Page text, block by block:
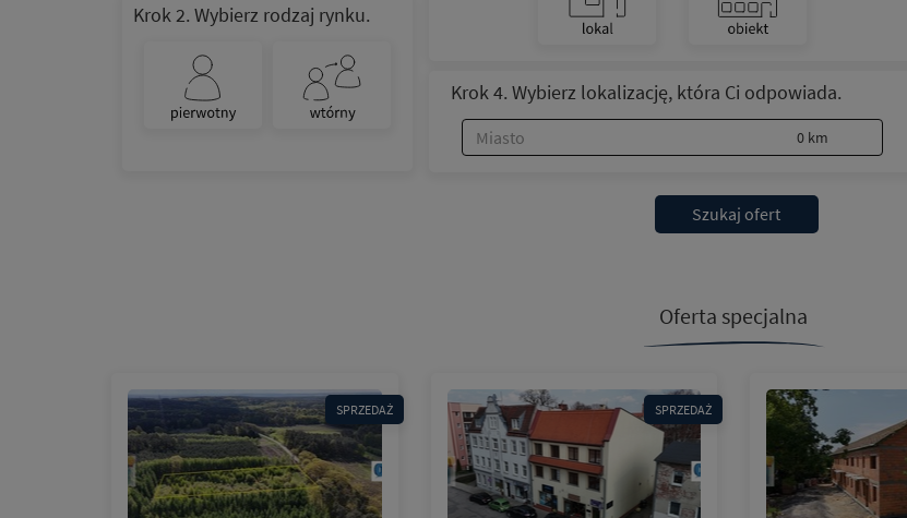
Krok 2. Wybierz rodzaj rynku.
Krok 4. Wybierz lokalizację, która Ci odpowiada.
0 km
Szukaj ofert
Oferta specjalna
SPRZEDAŻ SPRZEDAŻ